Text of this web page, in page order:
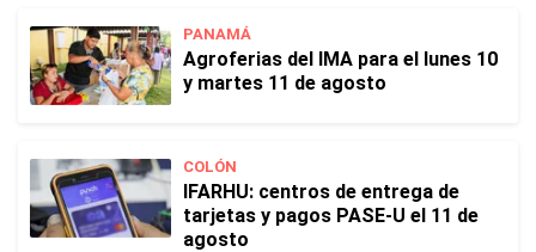
PANAMÁ
Agroferias del IMA para el lunes 10
y martes 11 de agosto
COLÓN
IFARHU: centros de entrega de
tarjetas y pagos PASE-U el 11 de
agosto